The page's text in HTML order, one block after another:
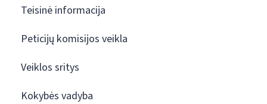
Teisinė informacija
Peticijų komisijos veikla
Veiklos sritys
Kokybės vadyba